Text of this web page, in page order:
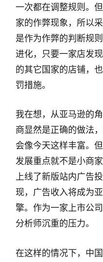
一次都在调整规则。
家的作弊现象，所以
是作为作弊的判断规
进化，只要一家店发
的其它国家的店铺，
罚措施。
我在想，从亚马逊的
商显然是正确的做法
会像今天这样丰富。
发展重点就不是小商
上线了新版站内广告
现，广告收入将成为
擎。作为一家上市公
分析师沉重的压力。
在这样的情况下，中